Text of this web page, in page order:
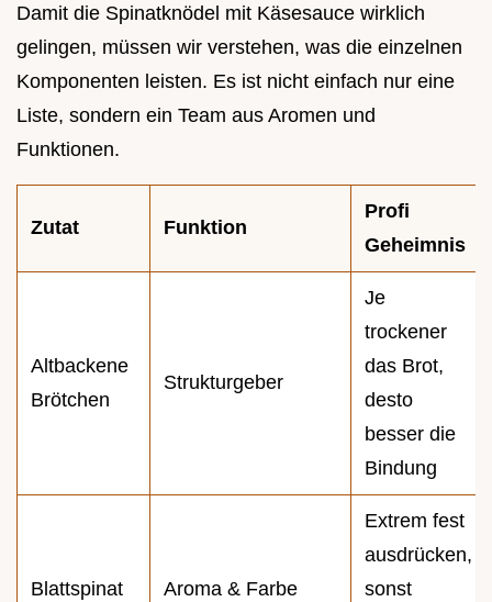
Damit die Spinatknödel mit Käsesauce wirklich
gelingen, müssen wir verstehen, was die einzelnen
Komponenten leisten. Es ist nicht einfach nur eine
Liste, sondern ein Team aus Aromen und
Funktionen.
Zutat Funktion
Profi
Geheimnis
Altbackene
Brötchen
Strukturgeber
Je
trockener
das Brot,
desto
besser die
Bindung
Blattspinat Aroma & Farbe
Extrem fest
ausdrücken,
sonst